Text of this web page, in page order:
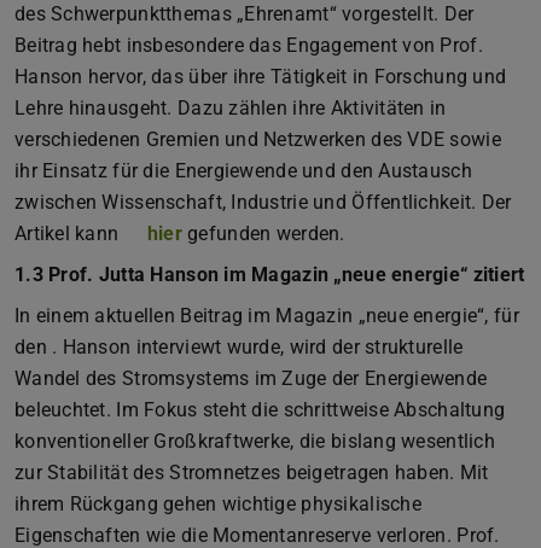
des Schwerpunktthemas „Ehrenamt“ vorgestellt. Der
Beitrag hebt insbesondere das Engagement von Prof.
Hanson hervor, das über ihre Tätigkeit in Forschung und
Lehre hinausgeht. Dazu zählen ihre Aktivitäten in
verschiedenen Gremien und Netzwerken des VDE sowie
ihr Einsatz für die Energiewende und den Austausch
zwischen Wissenschaft, Industrie und Öffentlichkeit. Der
Artikel kann
hiergefunden werden.
1.3 Prof. Jutta Hanson im Magazin „neue energie“ zitiert
In einem aktuellen Beitrag im Magazin „neue energie“, für
den . Hanson interviewt wurde, wird der strukturelle
Wandel des Stromsystems im Zuge der Energiewende
beleuchtet. Im Fokus steht die schrittweise Abschaltung
konventioneller Großkraftwerke, die bislang wesentlich
zur Stabilität des Stromnetzes beigetragen haben. Mit
ihrem Rückgang gehen wichtige physikalische
Eigenschaften wie die Momentanreserve verloren. Prof.